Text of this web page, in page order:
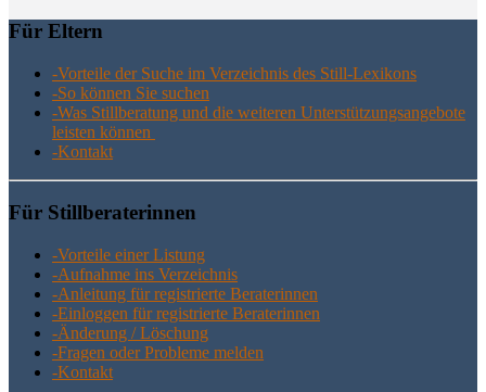
Für Eltern
-Vor­tei­le der Suche im Ver­zeich­nis des Still-Lexikons
-So kön­nen Sie suchen
-Was Still­be­ra­tung und die wei­te­ren Unter­stüt­zungs­an­ge­bo­te
leis­ten können
-Kon­takt
Für Still­be­ra­te­rin­nen
-Vor­tei­le einer Listung
-Auf­nah­me ins Verzeichnis
-Anlei­tung für regis­trier­te Beraterinnen
-Ein­log­gen für regis­trier­te Beraterinnen
-Ände­rung / Löschung
-Fra­gen oder Pro­ble­me melden
-Kon­takt